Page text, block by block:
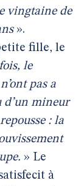
vingtaine de
».
fille, le
le
pas a
d’un mineur
: la
» Le
à